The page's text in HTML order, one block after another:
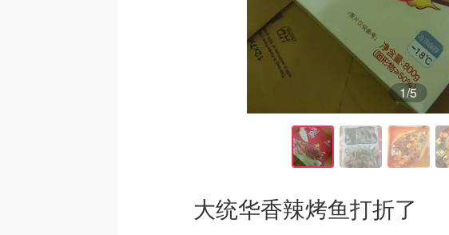
1/5
大统华香辣烤鱼打折了